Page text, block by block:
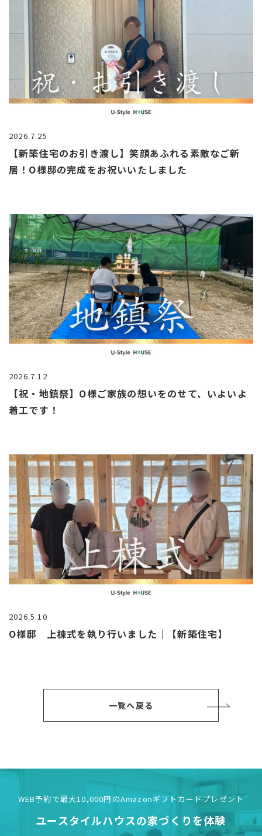
2026.7.25
【新築住宅のお引き渡し】笑顔あふれる素敵なご新
居！O様邸の完成をお祝いいたしました
2026.7.12
【祝・地鎮祭】O様ご家族の想いをのせて、いよいよ
着工です！
2026.5.10
O様邸 上棟式を執り行いました｜【新築住宅】
一覧へ戻る
WEB予約で最大10,000円のAmazonギフトカードプレゼント
ユースタイルハウスの家づくりを体験